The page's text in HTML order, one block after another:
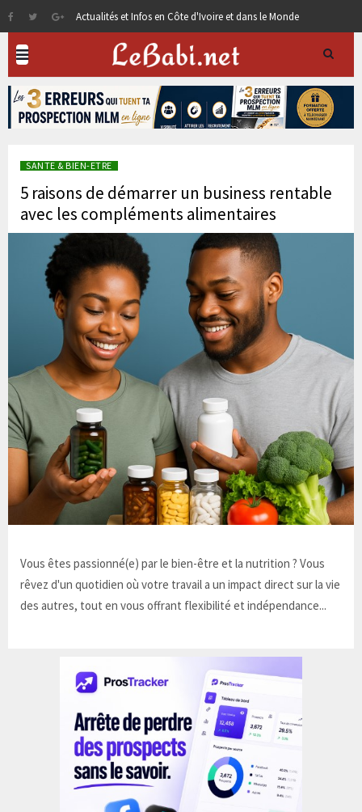
Actualités et Infos en Côte d'Ivoire et dans le Monde
SANTE & BIEN-ETRE
5 raisons de démarrer un business rentable
avec les compléments alimentaires
Vous êtes passionné(e) par le bien-être et la nutrition ? Vous
rêvez d'un quotidien où votre travail a un impact direct sur la vie
des autres, tout en vous offrant flexibilité et indépendance...